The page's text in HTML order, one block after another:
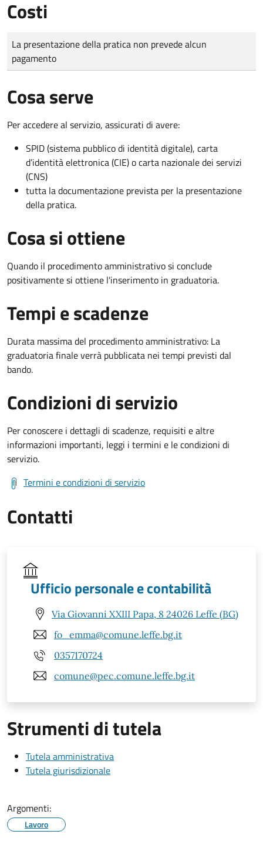
Costi
Tipo di pagamento
Importo
La presentazione della pratica non prevede alcun
pagamento
Cosa serve
Per accedere al servizio, assicurati di avere:
SPID (sistema pubblico di identità digitale), carta
d’identità elettronica (CIE) o carta nazionale dei servizi
(CNS)
tutta la documentazione prevista per la presentazione
della pratica.
Cosa si ottiene
Quando il procedimento amministrativo si conclude
positivamente si ottiene l'inserimento in graduatoria.
Tempi e scadenze
Durata massima del procedimento amministrativo: La
graduatoria finale verrà pubblicata nei tempi previsti dal
bando.
Condizioni di servizio
Per conoscere i dettagli di scadenze, requisiti e altre
informazioni importanti, leggi i termini e le condizioni di
servizio.
Termini e condizioni di servizio
Contatti
Ufficio personale e contabilità
Via Giovanni XXIII Papa, 8 24026 Leffe (BG)
fo_emma@comune.leffe.bg.it
0357170724
comune@pec.comune.leffe.bg.it
Strumenti di tutela
Tutela amministrativa
Tutela giurisdizionale
Argomenti:
Lavoro